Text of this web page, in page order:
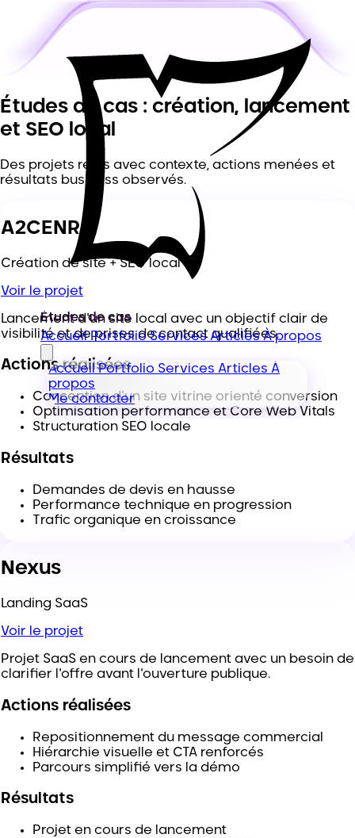
Études de cas
AccueilPortfolioServicesArticlesÀ propos
AccueilPortfolio Services Articles À
propos
Me contacter
Études de cas : création, lancement
et SEO local
Des projets réels avec contexte, actions menées et
résultats business observés.
A2CENR
Création de site + SEO local
Voir le projet
Lancement d'un site local avec un objectif clair de
visibilité et de prises de contact qualifiées.
Actions réalisées
Conception d'un site vitrine orienté conversion
Optimisation performance et Core Web Vitals
Structuration SEO locale
Résultats
Demandes de devis en hausse
Performance technique en progression
Trafic organique en croissance
Nexus
Landing SaaS
Voir le projet
Projet SaaS en cours de lancement avec un besoin de
clarifier l'offre avant l'ouverture publique.
Actions réalisées
Repositionnement du message commercial
Hiérarchie visuelle et CTA renforcés
Parcours simplifié vers la démo
Résultats
Projet en cours de lancement